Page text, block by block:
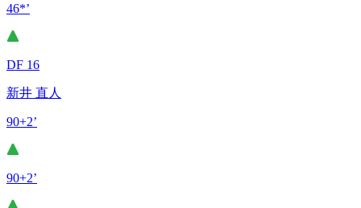
46*’
DF 16
新井 直人
90+2’
90+2’